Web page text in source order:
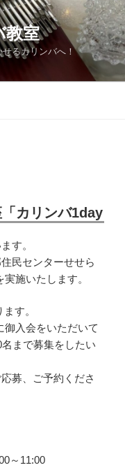
教室
るカリンバへ！
カリンバ1day
す。
民センターせせら
施いたします。
す。
入会をいただいて
まで募集をしたい
募、ご予約くださ
～11:00